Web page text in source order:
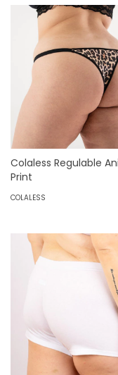
Colaless Regulable
Print
COLALESS